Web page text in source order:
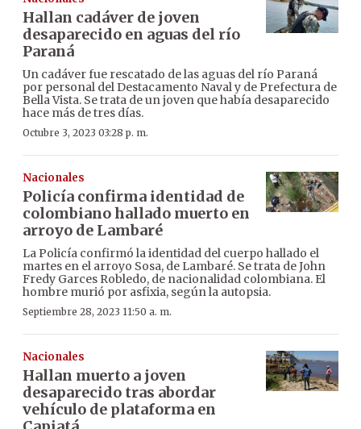
Hallan cadáver de joven
desaparecido en aguas del río
Paraná
Un cadáver fue rescatado de las aguas del río Paraná
por personal del Destacamento Naval y de Prefectura de
Bella Vista. Se trata de un joven que había desaparecido
hace más de tres días.
Octubre 3, 2023 03:28 p. m.
Nacionales
Policía confirma identidad de
colombiano hallado muerto en
arroyo de Lambaré
La Policía confirmó la identidad del cuerpo hallado el
martes en el arroyo Sosa, de Lambaré. Se trata de John
Fredy Garces Robledo, de nacionalidad colombiana. El
hombre murió por asfixia, según la autopsia.
Septiembre 28, 2023 11:50 a. m.
Nacionales
Hallan muerto a joven
desaparecido tras abordar
vehículo de plataforma en